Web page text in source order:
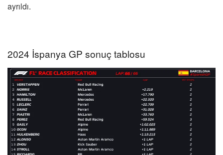
ayrıldı.
2024 İspanya GP sonuç tablosu